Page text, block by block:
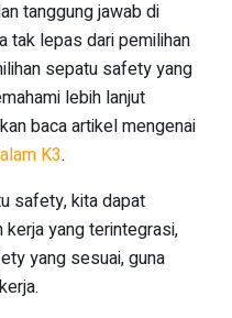
tanggung jawab di
tak lepas dari pemilihan
sepatu safety yang
lebih lanjut
baca artikel mengenai
K3.
safety, kita dapat
yang terintegrasi,
yang sesuai, guna